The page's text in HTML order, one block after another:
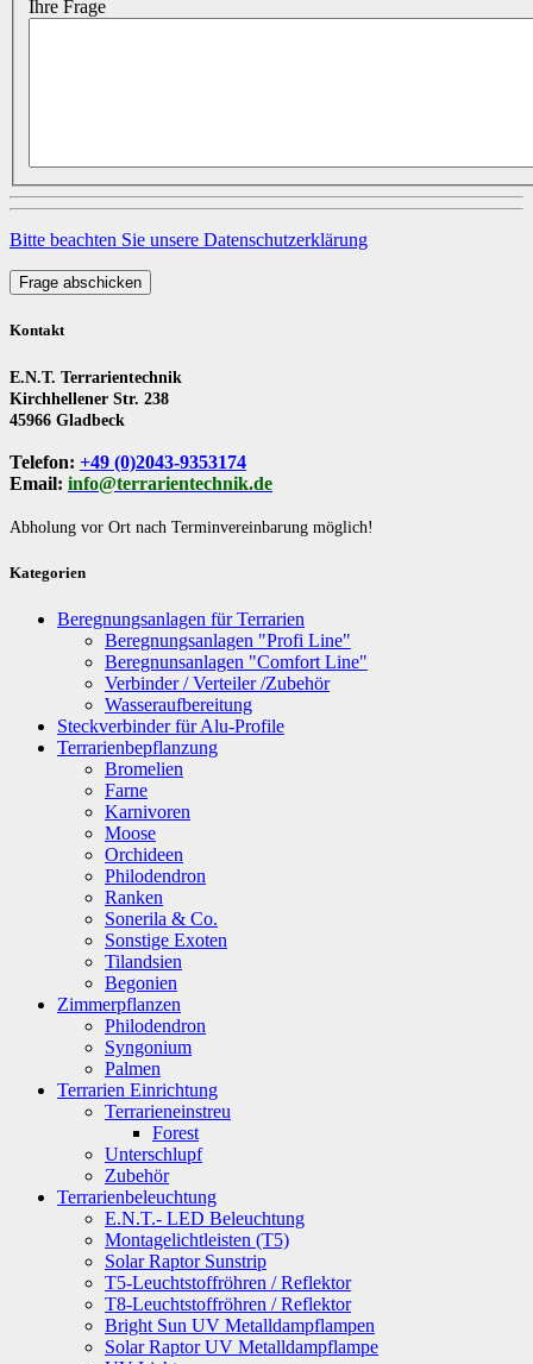
Ihre Frage
Bitte beachten Sie unsere Datenschutzerklärung
Frage abschicken
Kontakt
E.N.T. Terrarientechnik
Kirchhellener Str. 238
45966 Gladbeck
Telefon: +49 (0)2043-9353174
Email: info@terrarientechnik.de
Abholung vor Ort nach Terminvereinbarung möglich!
Kategorien
Beregnungsanlagen für Terrarien
Beregnungsanlagen "Profi Line"
Beregnunsanlagen "Comfort Line"
Verbinder / Verteiler /Zubehör
Wasseraufbereitung
Steckverbinder für Alu-Profile
Terrarienbepflanzung
Bromelien
Farne
Karnivoren
Moose
Orchideen
Philodendron
Ranken
Sonerila & Co.
Sonstige Exoten
Tilandsien
Begonien
Zimmerpflanzen
Philodendron
Syngonium
Palmen
Terrarien Einrichtung
Terrarieneinstreu
Forest
Unterschlupf
Zubehör
Terrarienbeleuchtung
E.N.T.- LED Beleuchtung
Montagelichtleisten (T5)
Solar Raptor Sunstrip
T5-Leuchtstoffröhren / Reflektor
T8-Leuchtstoffröhren / Reflektor
Bright Sun UV Metalldampflampen
Solar Raptor UV Metalldampflampe